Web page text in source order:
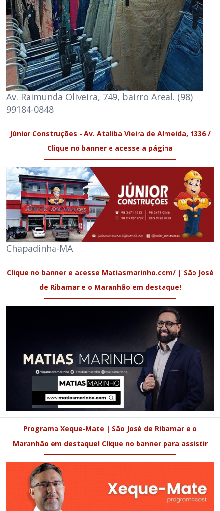
Av. Raimunda Oliveira, 749, bairro Areal. (98)
99184-0848
Júnior Construções - Av. Ataliba Vieira de Almeida, 1336 /
Clique no banner e acesse a página
Chapadinha-MA
Clique no banner e acesse Matiasmarinho.com/ | São José
de Ribamar e o Maranhão em destaque!
Programa Xeque-Mate | São José de Ribamar e o
Maranhão em destaque! Clique no banner para assistir